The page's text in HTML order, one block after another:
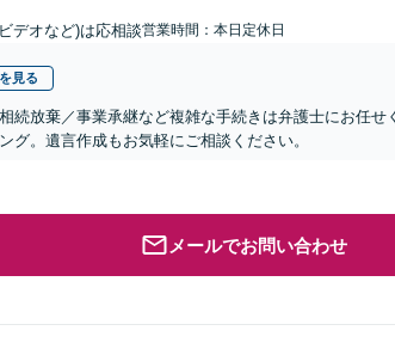
デオなど)は応相談営業時間：本日定休日
見る
続放棄／事業承継など複雑な手続きは弁護士にお任せ
。遺言作成もお気軽にご相談ください。
メールでお問い合わせ